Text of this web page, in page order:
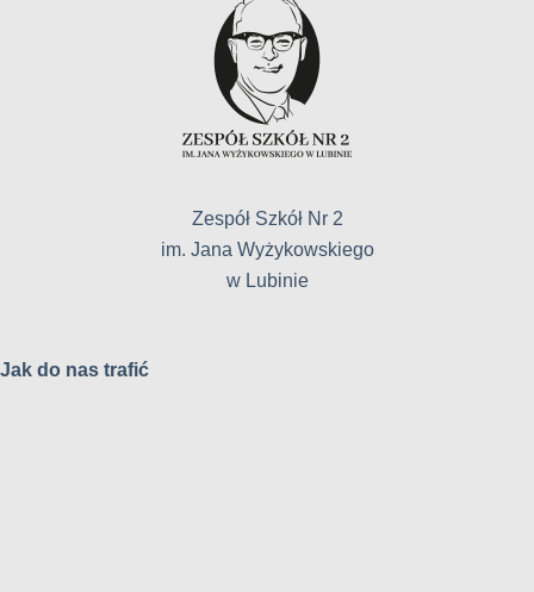
Zespół Szkół Nr 2
im. Jana Wyżykowskiego
w Lubinie
Jak do nas trafić